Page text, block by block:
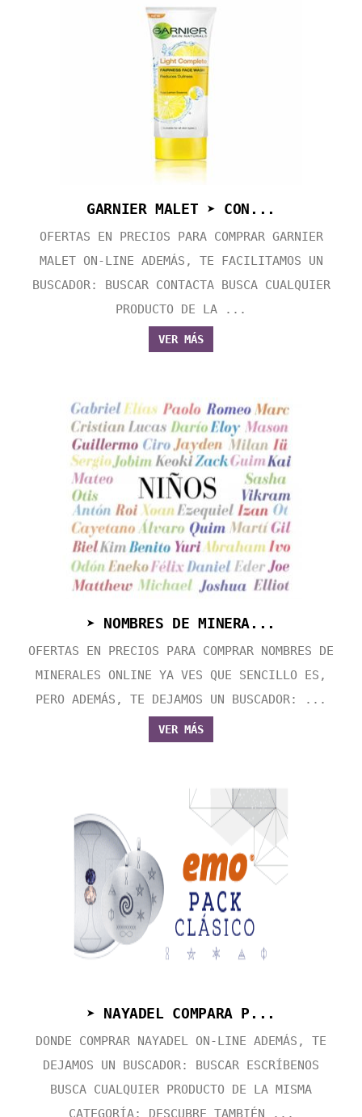
GARNIER MALET ➤ CON...
OFERTAS EN PRECIOS PARA COMPRAR GARNIER
MALET ON-LINE ADEMÁS, TE FACILITAMOS UN
BUSCADOR: BUSCAR CONTACTA BUSCA CUALQUIER
PRODUCTO DE LA ...
VER MÁS
➤ NOMBRES DE MINERA...
OFERTAS EN PRECIOS PARA COMPRAR NOMBRES DE
MINERALES ONLINE YA VES QUE SENCILLO ES,
PERO ADEMÁS, TE DEJAMOS UN BUSCADOR: ...
VER MÁS
➤ NAYADEL COMPARA P...
DONDE COMPRAR NAYADEL ON-LINE ADEMÁS, TE
DEJAMOS UN BUSCADOR: BUSCAR ESCRÍBENOS
BUSCA CUALQUIER PRODUCTO DE LA MISMA
CATEGORÍA: DESCUBRE TAMBIÉN ...